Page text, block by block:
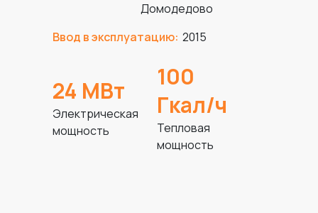
Домодедово
Ввод в эксплуатацию: 2015
24 МВт
Электрическая
мощность
100
Гкал/ч
Тепловая
мощность